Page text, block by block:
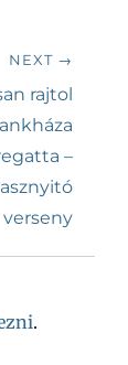
NEXT →
rajtol
–
verseny
.